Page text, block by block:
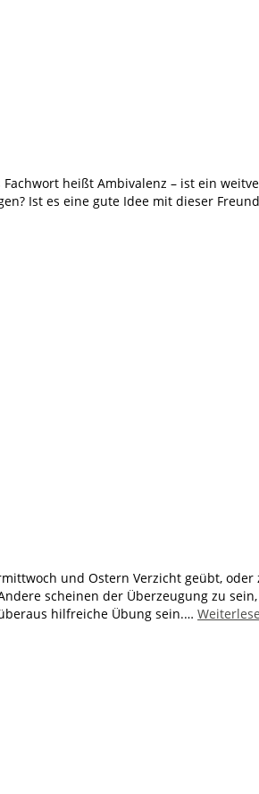
heißt Ambivalenz – ist ein
Ist es eine gute Idee mit dieser
und Ostern Verzicht geübt,
scheinen der Überzeugung zu
hilfreiche Übung sein.…